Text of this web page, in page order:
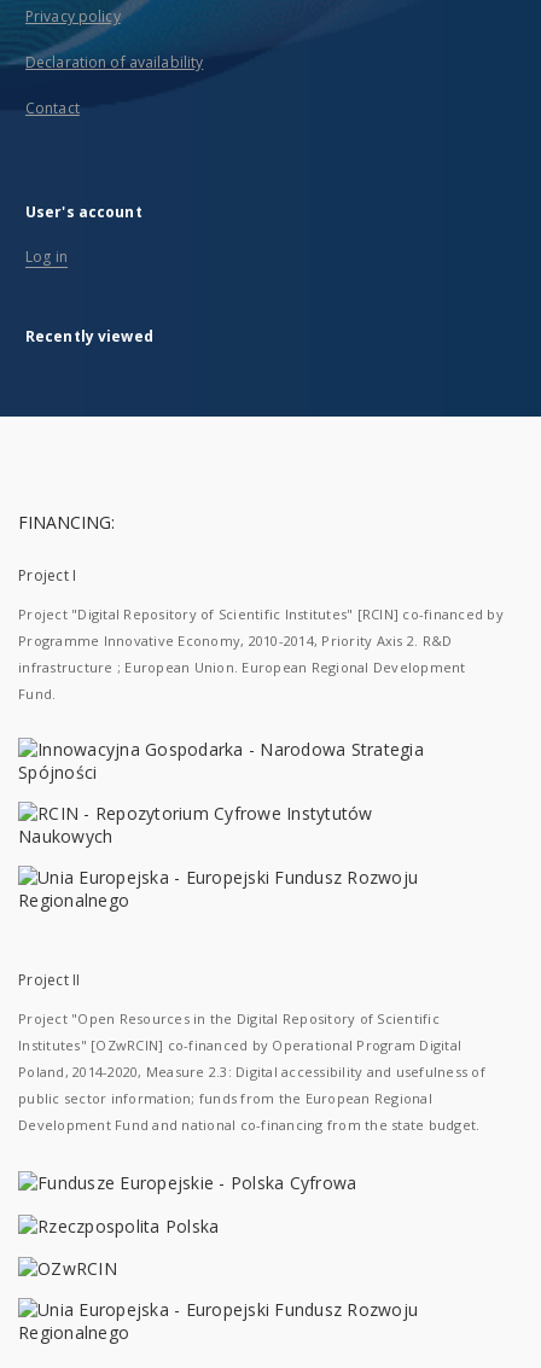
Privacy policy
Declaration of availability
Contact
User's account
Log in
Recently viewed
FINANCING:
Project I
Project "Digital Repository of Scientific Institutes" [RCIN] co-financed by
Programme Innovative Economy, 2010-2014, Priority Axis 2. R&D
infrastructure ; European Union. European Regional Development
Fund.
Project II
Project "Open Resources in the Digital Repository of Scientific
Institutes" [OZwRCIN] co-financed by Operational Program Digital
Poland, 2014-2020, Measure 2.3: Digital accessibility and usefulness of
public sector information; funds from the European Regional
Development Fund and national co-financing from the state budget.